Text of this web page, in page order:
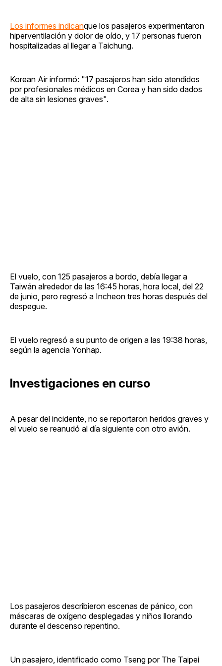
Los informes indicanque los pasajeros experimentaron
hiperventilación y dolor de oído, y 17 personas fueron
hospitalizadas al llegar a Taichung.
Korean Air informó: "17 pasajeros han sido atendidos
por profesionales médicos en Corea y han sido dados
de alta sin lesiones graves".
El vuelo, con 125 pasajeros a bordo, debía llegar a
Taiwán alrededor de las 16:45 horas, hora local, del 22
de junio, pero regresó a Incheon tres horas después del
despegue.
El vuelo regresó a su punto de origen a las 19:38 horas,
según la agencia Yonhap.
Investigaciones en curso
A pesar del incidente, no se reportaron heridos graves y
el vuelo se reanudó al día siguiente con otro avión.
Los pasajeros describieron escenas de pánico, con
máscaras de oxígeno desplegadas y niños llorando
durante el descenso repentino.
Un pasajero, identificado como Tseng por The Taipei